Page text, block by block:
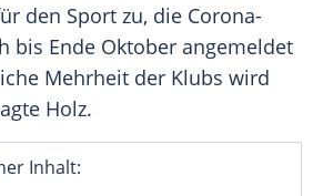
den Sport zu, die Corona-
bis Ende Oktober angemeldet
Mehrheit der Klubs wird
Holz.
Inhalt: